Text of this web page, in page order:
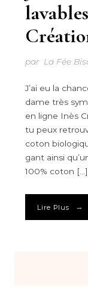
par La Fée
J’ai eu la
dame très
en ligne Inès
tu peux
coton
gant ainsi
100% coton […]
Lire Plus →